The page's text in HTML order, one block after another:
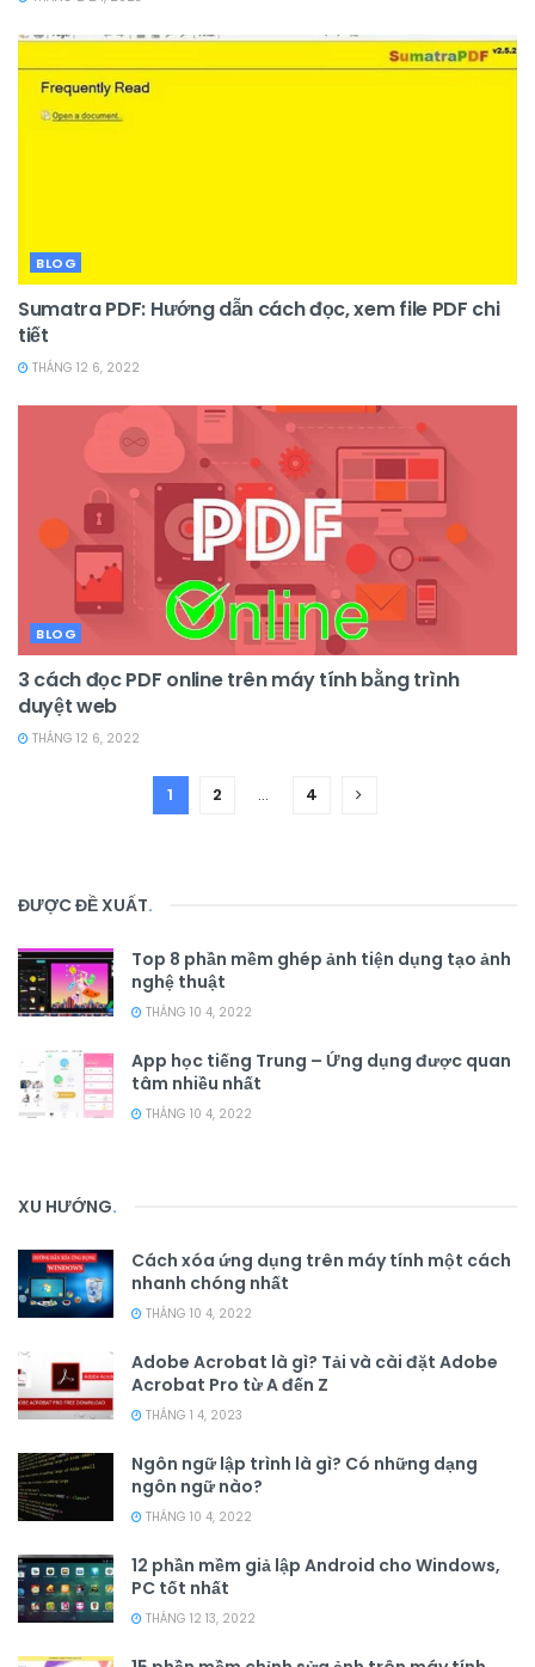
BLOG
Sumatra PDF: Hướng dẫn cách đọc, xem file PDF chi
tiết
THÁNG 12 6, 2022
BLOG
3 cách đọc PDF online trên máy tính bằng trình
duyệt web
THÁNG 12 6, 2022
1 2 … 4
ĐƯỢC ĐỀ XUẤT.
Top 8 phần mềm ghép ảnh tiện dụng tạo ảnh
nghệ thuật
THÁNG 10 4, 2022
App học tiếng Trung – Ứng dụng được quan
tâm nhiều nhất
THÁNG 10 4, 2022
XU HƯỚNG.
Cách xóa ứng dụng trên máy tính một cách
nhanh chóng nhất
THÁNG 10 4, 2022
Adobe Acrobat là gì? Tải và cài đặt Adobe
Acrobat Pro từ A đến Z
THÁNG 1 4, 2023
Ngôn ngữ lập trình là gì? Có những dạng
ngôn ngữ nào?
THÁNG 10 4, 2022
12 phần mềm giả lập Android cho Windows,
PC tốt nhất
THÁNG 12 13, 2022